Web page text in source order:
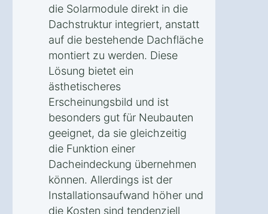
die Solarmodule direkt in die
Dachstruktur integriert, anstatt
auf die bestehende Dachfläche
montiert zu werden. Diese
Lösung bietet ein
ästhetischeres
Erscheinungsbild und ist
besonders gut für Neubauten
geeignet, da sie gleichzeitig
die Funktion einer
Dacheindeckung übernehmen
können. Allerdings ist der
Installationsaufwand höher und
die Kosten sind tendenziell